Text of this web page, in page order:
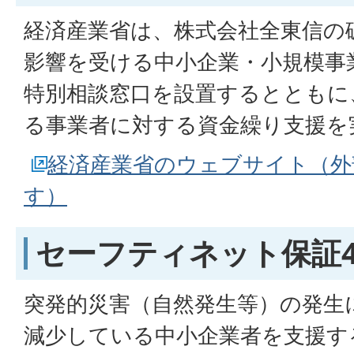
経済産業省は、株式会社全東信
影響を受ける中小企業・小規模
特別相談窓口を設置するととも
る事業者に対する資金繰り支援
経済産業省のウェブサイト（
す）
セーフティネット保
突発的災害（自然発生等）の発
減少している中小企業者を支援